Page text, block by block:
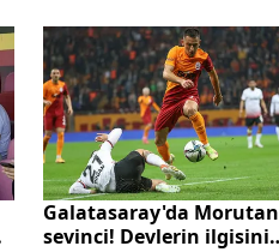
Galatasaray'da Morutan
sevinci! Devlerin ilgisini